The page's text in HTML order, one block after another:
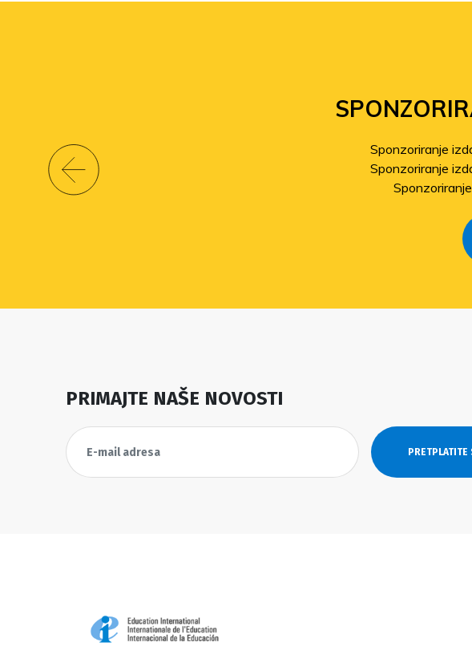
Sponzoriranje
Sponzoriranje
PRIMAJTE NAŠE NOVOSTI